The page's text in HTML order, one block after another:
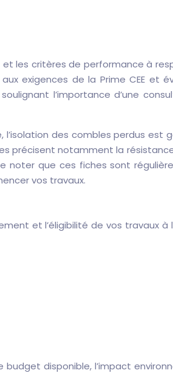
les critères de performance à
exigences de la Prime CEE et
l’importance d’une
l’isolation des combles perdus est
précisent notamment la
que ces fiches sont
vos travaux.
et l’éligibilité de vos travaux à
disponible, l’impact